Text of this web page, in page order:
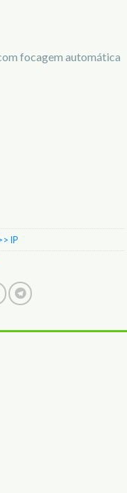
focagem automática
IP